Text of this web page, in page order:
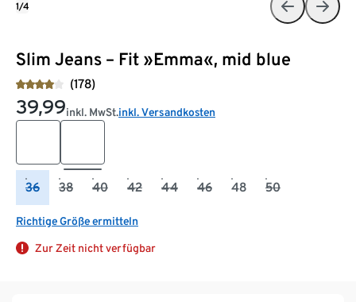
Slim Jeans – Fit »Emma«, mid blue
(178)
39,99inkl. MwSt.inkl. Versandkosten
36 38 40 42 44 46 48 50
Richtige Größe ermitteln
Zur Zeit nicht verfügbar
1/4